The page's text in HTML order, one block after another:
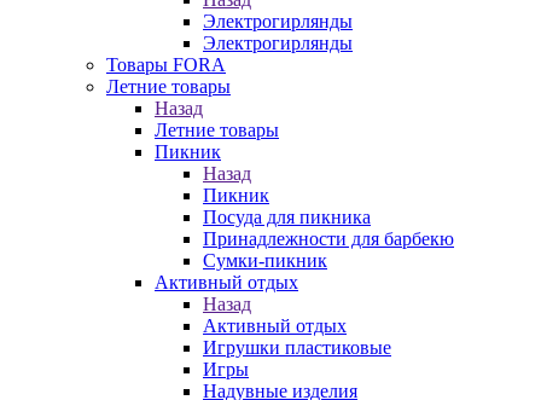
Электрогирлянды
Электрогирлянды
Товары FORA
Летние товары
Назад
Летние товары
Пикник
Назад
Пикник
Посуда для пикника
Принадлежности для барбекю
Сумки-пикник
Активный отдых
Назад
Активный отдых
Игрушки пластиковые
Игры
Надувные изделия